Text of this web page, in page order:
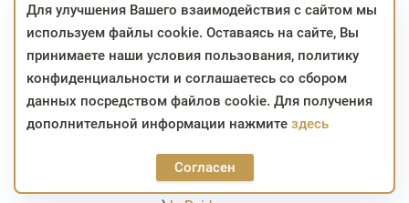
Банковской картой онлайн
осуществить через систему электронных платежей (для
заказов со способом доставки «курьером» и «до
Для улучшения Вашего взаимодействия с сайтом мы
используем файлы cookie. Оставаясь на сайте, Вы
принимаете наши условия пользования, политику
конфиденциальности и соглашаетесь со сбором
данных посредством файлов cookie. Для получения
дополнительной информации нажмите здесь
Согласен